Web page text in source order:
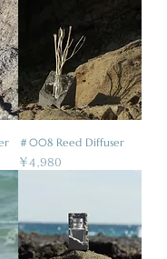
＃008 Reed Diffuser
価格
￥4,980